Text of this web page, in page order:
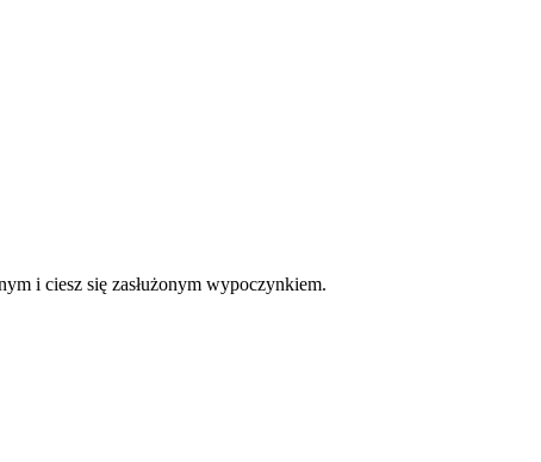
i ciesz się zasłużonym wypoczynkiem.